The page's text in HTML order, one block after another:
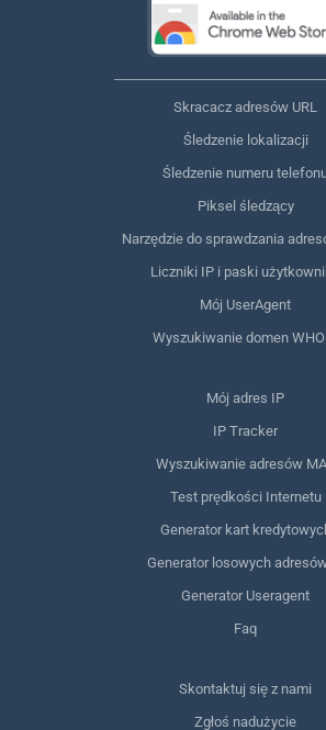
Skracacz adresów URL
Śledzenie lokalizacji
Śledzenie numeru
Piksel śledzący
Narzędzie do sprawdzania
Liczniki IP i paski
Mój UserAgent
Wyszukiwanie domen
Mój adres IP
IP Tracker
Wyszukiwanie adresów
Test prędkości Internetu
Generator kart
Generator losowych
Generator Useragent
Faq
Skontaktuj się z nami
Zgłoś nadużycie